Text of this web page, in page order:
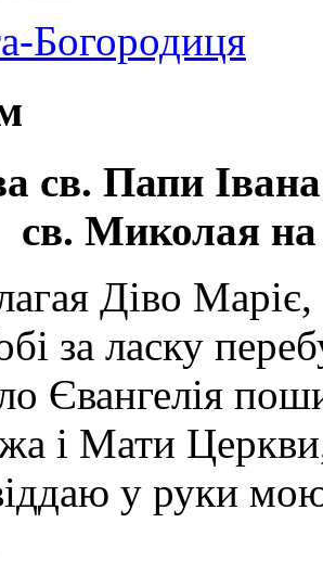
Богородиця
св. Папи
св. Миколая на
Діво
за ласку
Євангелія
і Мати
у руки